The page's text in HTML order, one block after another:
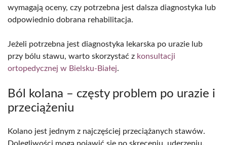
wymagają oceny, czy potrzebna jest dalsza diagnostyka lub
odpowiednio dobrana rehabilitacja.
Jeżeli potrzebna jest diagnostyka lekarska po urazie lub
przy bólu stawu, warto skorzystać z konsultacji
ortopedycznej w Bielsku-Białej.
Ból kolana – częsty problem po urazie i
przeciążeniu
Kolano jest jednym z najczęściej przeciążanych stawów.